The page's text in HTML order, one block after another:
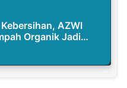
AZWI
Organik Jadi